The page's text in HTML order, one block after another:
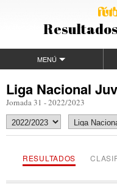
MENÚ
Liga Nacional
Jornada 31 - 2022/2023
RESULTADOS